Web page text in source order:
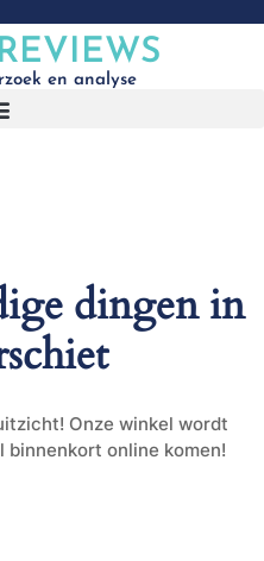
en analyse
dingen in
Onze winkel wordt
binnenkort online komen!